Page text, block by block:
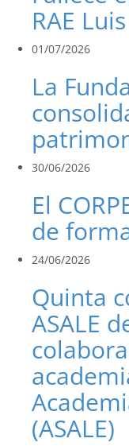
RAE
01/07/2026
La
30/06/2026
El
de
24/06/2026
Quinta
ASALE
(ASALE)